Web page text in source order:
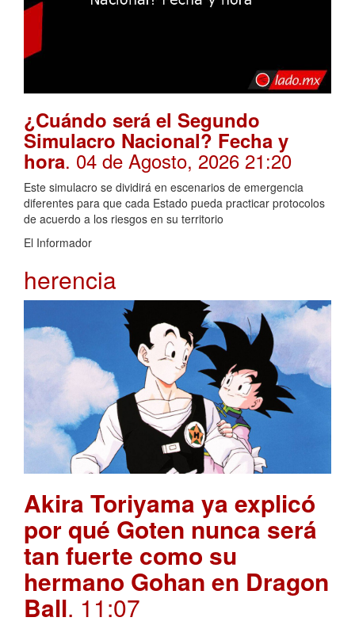
¿Cuándo será el Segundo
Simulacro Nacional? Fecha y
hora. 04 de Agosto, 2026 21:20
Este simulacro se dividirá en escenarios de emergencia
diferentes para que cada Estado pueda practicar protocolos
de acuerdo a los riesgos en su territorio
El Informador
herencia
Akira Toriyama ya explicó
por qué Goten nunca será
tan fuerte como su
hermano Gohan en Dragon
Ball. 11:07